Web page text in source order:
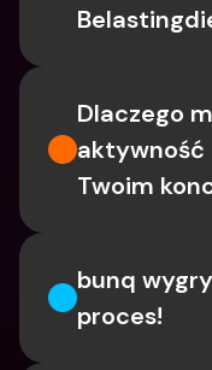
Dlaczego
aktywność
Twoim
bunq
proces!